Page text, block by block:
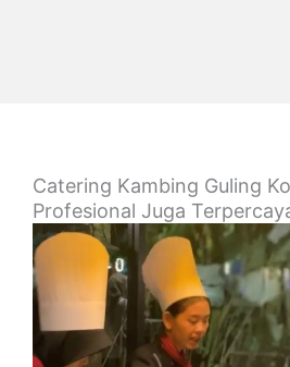
Catering Kambing Guling
Profesional Juga